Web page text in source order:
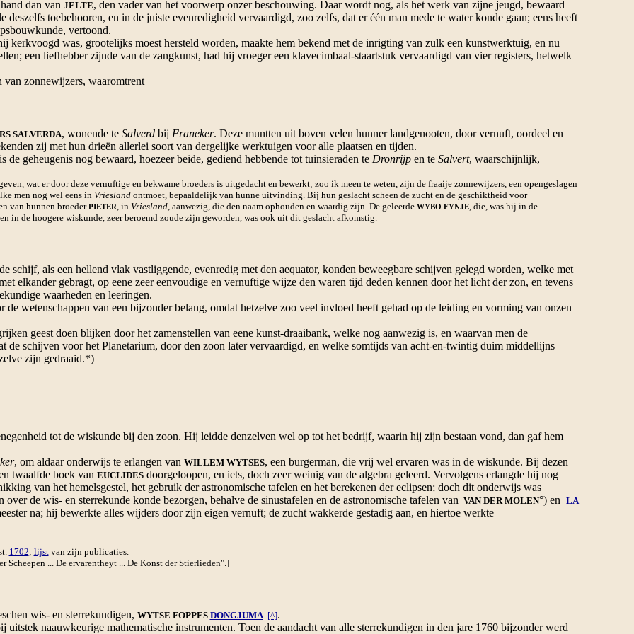
dan van JELTE, den vader van het voorwerp onzer beschouwing. Daar wordt nog, als het werk van zijne jeugd, bewaard
toebehooren, en in de juiste evenredigheid vervaardigd, zoo zelfs, dat er één man mede te water konde gaan; eens heeft
vertoond.
kerkvoogd was, grootelijks moest hersteld worden, maakte hem bekend met de inrigting van zulk een kunstwerktuig, en nu
; een liefhebber zijnde van de zangkunst, had hij vroeger een klavecimbaal-staartstuk vervaardigd van vier registers, hetwelk
zonnewijzers, waaromtrent
SALVERDA, wonende te Salverdbij Franeker. Deze muntten uit boven velen hunner landgenooten, door vernuft, oordeel en
zij met hun drieën allerlei soort van dergelijke werktuigen voor alle plaatsen en tijden.
geheugenis nog bewaard, hoezeer beide, gediend hebbende tot tuinsieraden te Dronrijpen te Salvert, waarschijnlijk,
wat er door deze vernuftige en bekwame broeders is uitgedacht en bewerkt; zoo ik meen te weten, zijn de fraaije zonnewijzers, een opengeslagen
men nog wel eens in Vrieslandontmoet, bepaaldelijk van hunne uitvinding. Bij hun geslacht scheen de zucht en de geschiktheid voor
van hunnen broederPIETER , in Vriesland, aanwezig, die den naam ophouden en waardig zijn. De geleerde WYBO FYNJE, die, was hij in de
in de hoogere wiskunde, zeer beroemd zoude zijn geworden, was ook uit dit geslacht afkomstig.
schijf, als een hellend vlak vastliggende, evenredig met den aequator, konden beweegbare schijven gelegd worden, welke met
elkander gebragt, op eene zeer eenvoudige en vernuftige wijze den waren tijd deden kennen door het licht der zon, en tevens
waarheden en leeringen.
wetenschappen van een bijzonder belang, omdat hetzelve zoo veel invloed heeft gehad op de leiding en vorming van onzen
geest doen blijken door het zamenstellen van eene kunst-draaibank, welke nog aanwezig is, en waarvan men de
de schijven voor het Planetarium, door den zoon later vervaardigd, en welke somtijds van acht-en-twintig duim middellijns
zijn gedraaid.*)
tot de wiskunde bij den zoon. Hij leidde denzelven wel op tot het bedrijf, waarin hij zijn bestaan vond, dan gaf hem
, om aldaar onderwijs te erlangen van WILLEM WYTSES, een burgerman, die vrij wel ervaren was in de wiskunde. Bij dezen
twaalfde boek van EUCLIDESdoorgeloopen, en iets, doch zeer weinig van de algebra geleerd. Vervolgens erlangde hij nog
van het hemelsgestel, het gebruik der astronomische tafelen en het berekenen der eclipsen; doch dit onderwijs was
de wis- en sterrekunde konde bezorgen, behalve de sinustafelen en de astronomische tafelen van VAN DER MOLEN°) en LA
na; hij bewerkte alles wijders door zijn eigen vernuft; de zucht wakkerde gestadig aan, en hiertoe werkte
1702; lijstvan zijn publicaties.
Scheepen ... De ervarentheyt ... De Konst der Stierlieden".]
wis- en sterrekundigen, WYTSE FOPPES DONGJUMA [^].
naauwkeurige mathematische instrumenten. Toen de aandacht van alle sterrekundigen in den jare 1760 bijzonder werd